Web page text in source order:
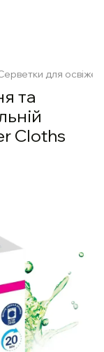
для
та
Cloths